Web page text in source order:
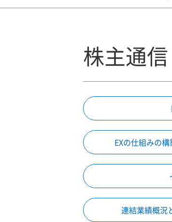
株主通
EXの仕組みの
連結業績概況